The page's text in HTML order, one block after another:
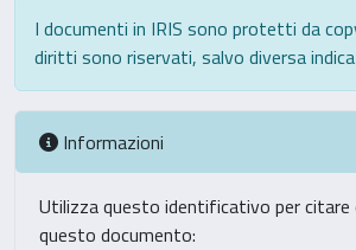
I documenti in IRIS sono protetti da
diritti sono riservati, salvo diversa
Informazioni
Utilizza questo identificativo per citare
questo documento: